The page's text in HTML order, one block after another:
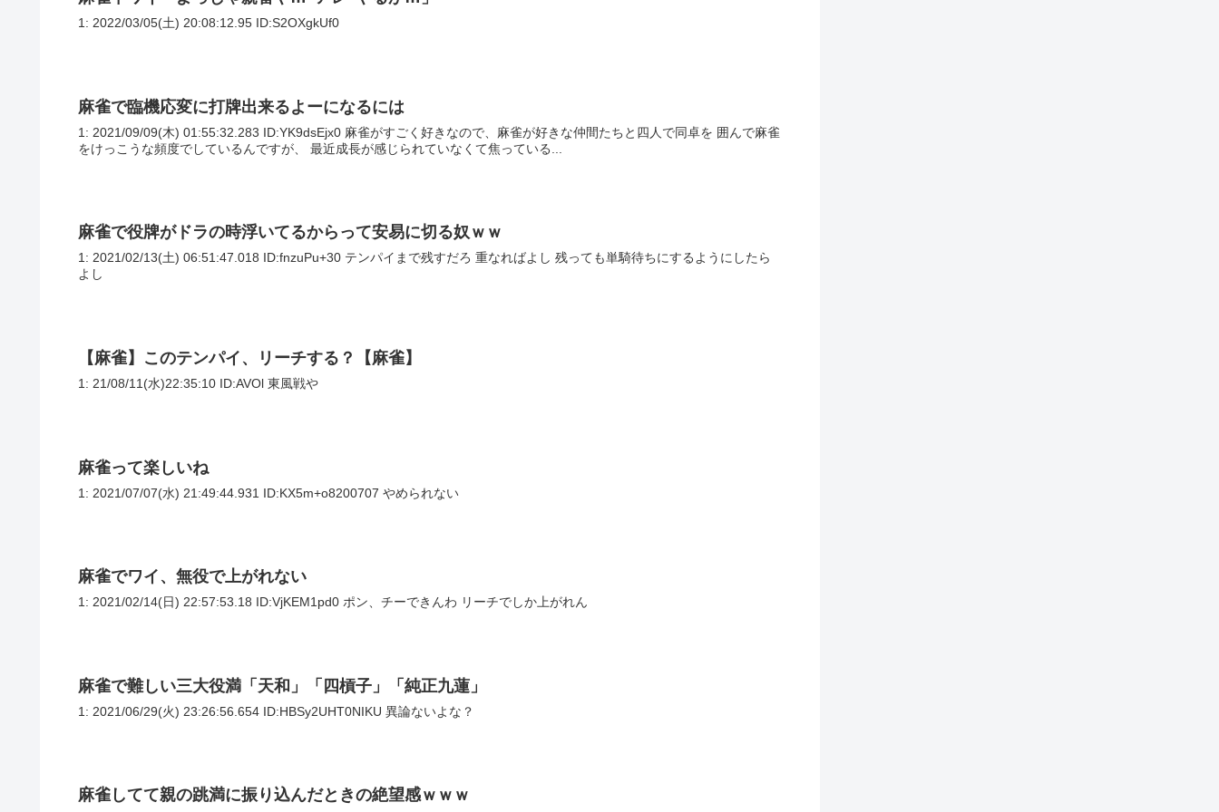
1: 2022/03/05(土) 20:08:12.95 ID:S2OXgkUf0
麻雀で臨機応変に打牌出来るよーになるには
1: 2021/09/09(木) 01:55:32.283 ID:YK9dsEjx0 麻雀がすごく好きなので、麻雀が好きな仲間たちと四人で同卓を 囲んで麻雀
をけっこうな頻度でしているんですが、 最近成長が感じられていなくて焦っている...
麻雀で役牌がドラの時浮いてるからって安易に切る奴ｗｗ
1: 2021/02/13(土) 06:51:47.018 ID:fnzuPu+30 テンパイまで残すだろ 重なればよし 残っても単騎待ちにするようにしたら
よし
【麻雀】このテンパイ、リーチする？【麻雀】
1: 21/08/11(水)22:35:10 ID:AVOl 東風戦や
麻雀って楽しいね
1: 2021/07/07(水) 21:49:44.931 ID:KX5m+o8200707 やめられない
麻雀でワイ、無役で上がれない
1: 2021/02/14(日) 22:57:53.18 ID:VjKEM1pd0 ポン、チーできんわ リーチでしか上がれん
麻雀で難しい三大役満「天和」「四槓子」「純正九蓮」
1: 2021/06/29(火) 23:26:56.654 ID:HBSy2UHT0NIKU 異論ないよな？
麻雀してて親の跳満に振り込んだときの絶望感ｗｗｗ